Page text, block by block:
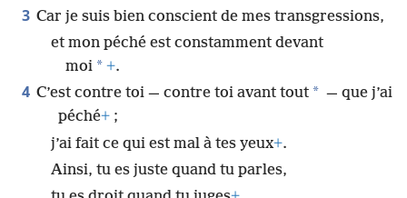
3 Car je suis bien conscient de mes transgressions,
et mon péché est constamment devant
moi * +.
4 C’est contre toi — contre toi avant tout * — que j’ai
péché+ ;
j’ai fait ce qui est mal à tes yeux+.
Ainsi, tu es juste quand tu parles,